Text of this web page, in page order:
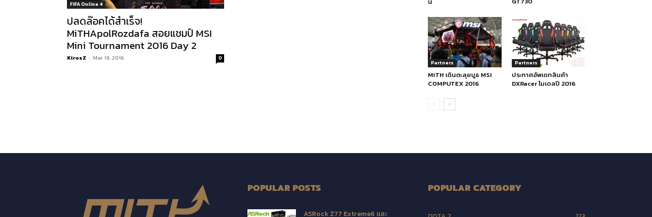
FIFA Online 4
ปลดล๊อคได้สำเร็จ!
MiTHApolRozdafa สอยแชมป์ MSI
Mini Tournament 2016 Day 2
KirosZ - Mar 19, 2016 0
Partners
MiTH เดินตะลุยบูธ MSI
COMPUTEX 2016
Partners
ประกาศอัพเดทสินค้า
DXRacer โมเดลปี 2016
POPULAR POSTS
ASRock Z77 Extreme6 และ
POPULAR CATEGORY